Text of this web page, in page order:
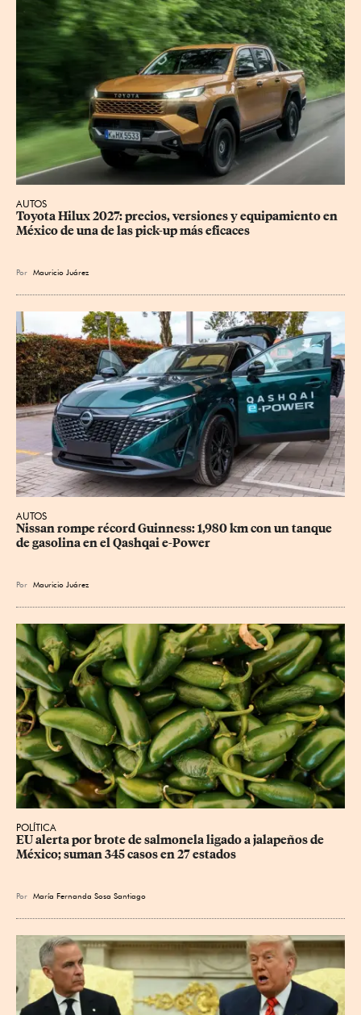
AUTOS
Toyota Hilux 2027: precios, versiones y equipamiento en
México de una de las pick-up más eficaces
Por Mauricio Juárez
AUTOS
Nissan rompe récord Guinness: 1,980 km con un tanque
de gasolina en el Qashqai e-Power
Por Mauricio Juárez
POLÍTICA
EU alerta por brote de salmonela ligado a jalapeños de
México; suman 345 casos en 27 estados
Por María Fernanda Sosa Santiago